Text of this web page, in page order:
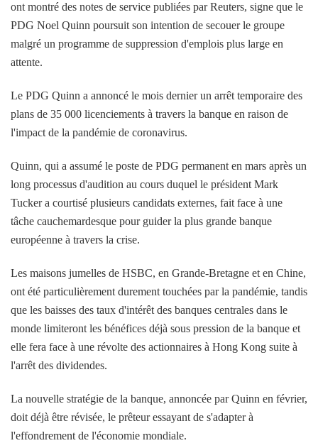
ont montré des notes de service publiées par Reuters, signe que le
PDG Noel Quinn poursuit son intention de secouer le groupe
malgré un programme de suppression d'emplois plus large en
attente.
Le PDG Quinn a annoncé le mois dernier un arrêt temporaire des
plans de 35 000 licenciements à travers la banque en raison de
l'impact de la pandémie de coronavirus.
Quinn, qui a assumé le poste de PDG permanent en mars après un
long processus d'audition au cours duquel le président Mark
Tucker a courtisé plusieurs candidats externes, fait face à une
tâche cauchemardesque pour guider la plus grande banque
européenne à travers la crise.
Les maisons jumelles de HSBC, en Grande-Bretagne et en Chine,
ont été particulièrement durement touchées par la pandémie, tandis
que les baisses des taux d'intérêt des banques centrales dans le
monde limiteront les bénéfices déjà sous pression de la banque et
elle fera face à une révolte des actionnaires à Hong Kong suite à
l'arrêt des dividendes.
La nouvelle stratégie de la banque, annoncée par Quinn en février,
doit déjà être révisée, le prêteur essayant de s'adapter à
l'effondrement de l'économie mondiale.